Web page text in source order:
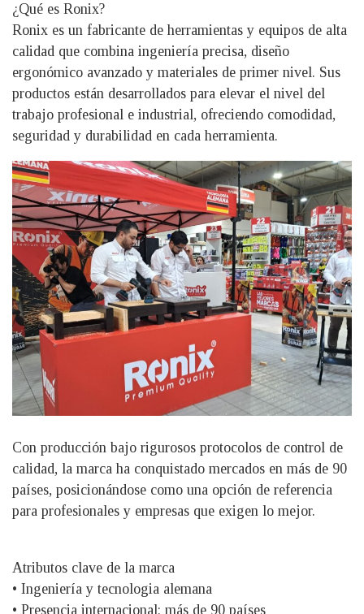
¿Qué es Ronix?
Ronix es un fabricante de herramientas y equipos de alta
calidad que combina ingeniería precisa, diseño
ergonómico avanzado y materiales de primer nivel. Sus
productos están desarrollados para elevar el nivel del
trabajo profesional e industrial, ofreciendo comodidad,
seguridad y durabilidad en cada herramienta.
Con producción bajo rigurosos protocolos de control de
calidad, la marca ha conquistado mercados en más de 90
países, posicionándose como una opción de referencia
para profesionales y empresas que exigen lo mejor.
Atributos clave de la marca
• Ingeniería y tecnologia alemana
• Presencia internacional: más de 90 países